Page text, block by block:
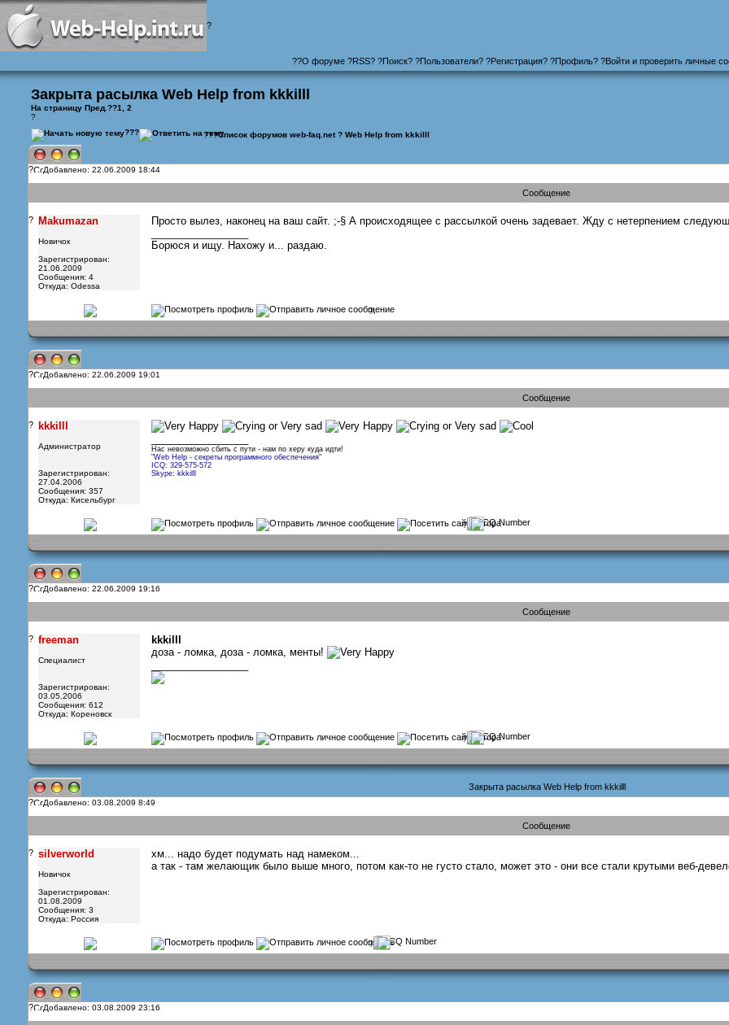
?
??О форуме?RSS? ?Поиск? ?Пользователи? ?Регистрация? ?Профиль? ?Войти и проверить личные
Закрыта расылка Web Help from kkkilll
На страницу Пред. ??1
, 2
?
???
???Список форумов web-faq.net? Web Help from kkkilll
? Добавлено: 22.06.2009 18:44
Сообщение
? Makumazan
Новичок
Зарегистрирован:
21.06.2009
Сообщения: 4
Откуда: Odessa
Просто вылез, наконец на ваш сайт. ;-§ А происходящее с рассылкой очень задевает. Жду с нетерпением
Борюся и ищу. Нахожу и... раздаю.
?
? Добавлено: 22.06.2009 19:01
Сообщение
? kkkilll
Администратор
Зарегистрирован:
27.04.2006
Сообщения: 357
Откуда: Кисельбург
Нас невозможно сбить с пути - нам по херу куда идти!
"Web Help - секреты программного обеспечения"
ICQ: 329-575-572
Skype: kkkilll
?
? Добавлено: 22.06.2009 19:16
Сообщение
? freeman
Специалист
Зарегистрирован:
03.05.2006
Сообщения: 612
Откуда: Кореновск
kkkilll
доза - ломка, доза - ломка, менты!
?
Закрыта расылка Web Help from kkkilll
?
Добавлено: 03.08.2009 8:49
Сообщение
? silverworld
Новичок
Зарегистрирован:
01.08.2009
Сообщения: 3
Откуда: Россия
хм... надо будет подумать над намеком...
а так - там желающик было выше много, потом как-то не густо стало, может это - они все стали крутыми веб-
?
? Добавлено: 03.08.2009 23:16